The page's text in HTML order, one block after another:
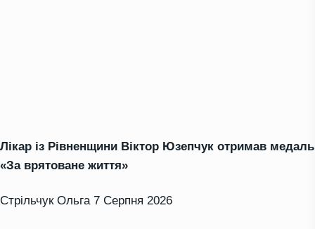
Лікар із Рівненщини Віктор Юзепчук отримав медаль
«За врятоване життя»
Стрільчук Ольга 7 Серпня 2026